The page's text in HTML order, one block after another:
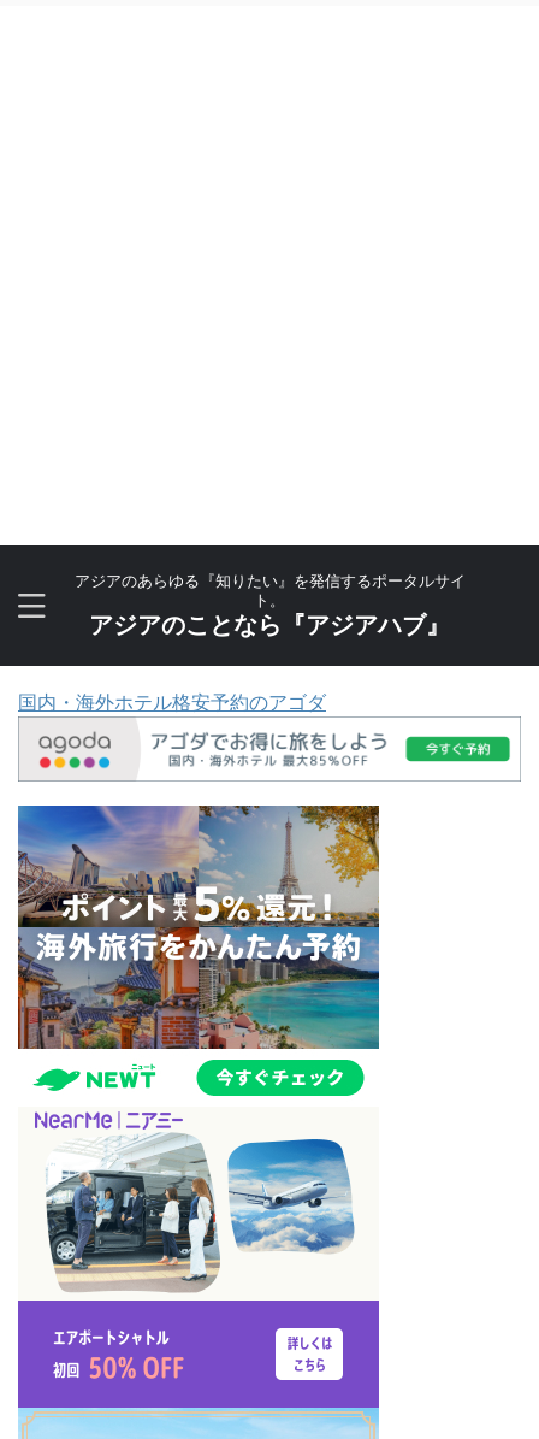
アジアのあらゆる『知りたい』を発信するポータルサイ
ト。
アジアのことなら『アジアハブ』
国内・海外ホテル格安予約のアゴダ